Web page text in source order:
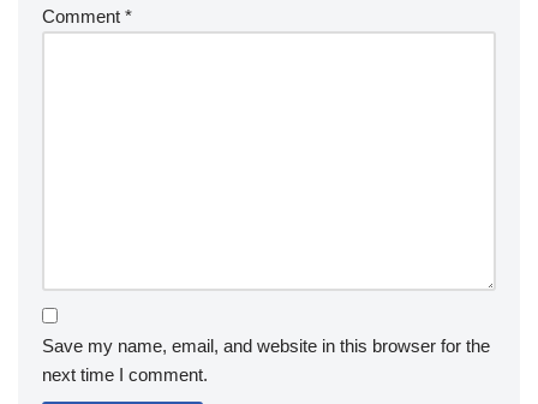
Comment *
Save my name, email, and website in this browser for the
next time I comment.